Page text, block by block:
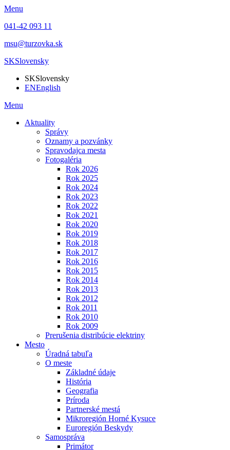
Menu
041-42 093 11
msu@turzovka.sk
SKSlovensky
SKSlovensky
ENEnglish
Menu
Aktuality
Správy
Oznamy a pozvánky
Spravodajca mesta
Fotogaléria
Rok 2026
Rok 2025
Rok 2024
Rok 2023
Rok 2022
Rok 2021
Rok 2020
Rok 2019
Rok 2018
Rok 2017
Rok 2016
Rok 2015
Rok 2014
Rok 2013
Rok 2012
Rok 2011
Rok 2010
Rok 2009
Prerušenia distribúcie elektriny
Mesto
Úradná tabuľa
O meste
Základné údaje
História
Geografia
Príroda
Partnerské mestá
Mikroregión Horné Kysuce
Euroregión Beskydy
Samospráva
Primátor